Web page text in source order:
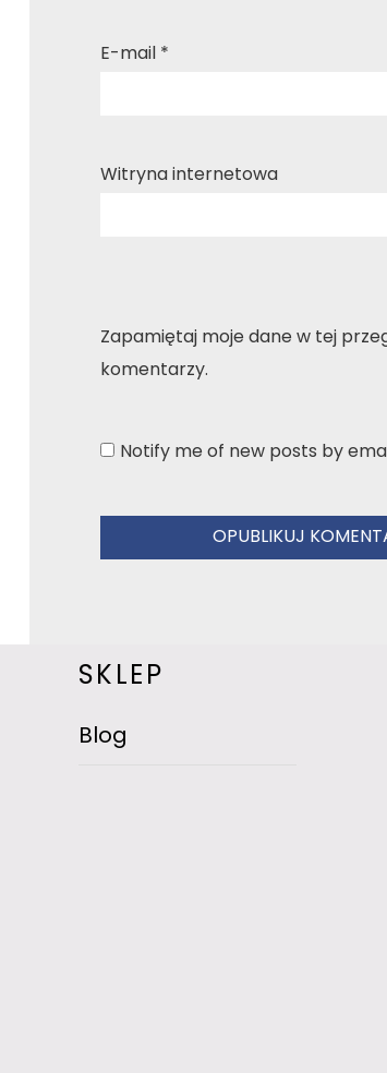
E-mail *
Witryna internetowa
Zapamiętaj moje dane w tej
komentarzy.
Notify me of new posts by
SKLEP
Blog